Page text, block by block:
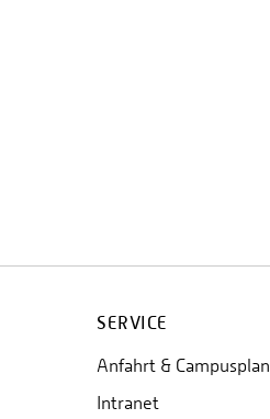
SERVICE
Anfahrt & Campusplan
Intranet